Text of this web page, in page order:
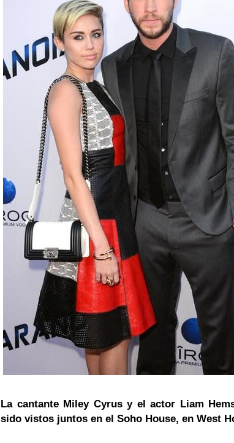
La cantante Miley Cyrusy el actor Liam
sido vistos juntos en el Soho House, en West